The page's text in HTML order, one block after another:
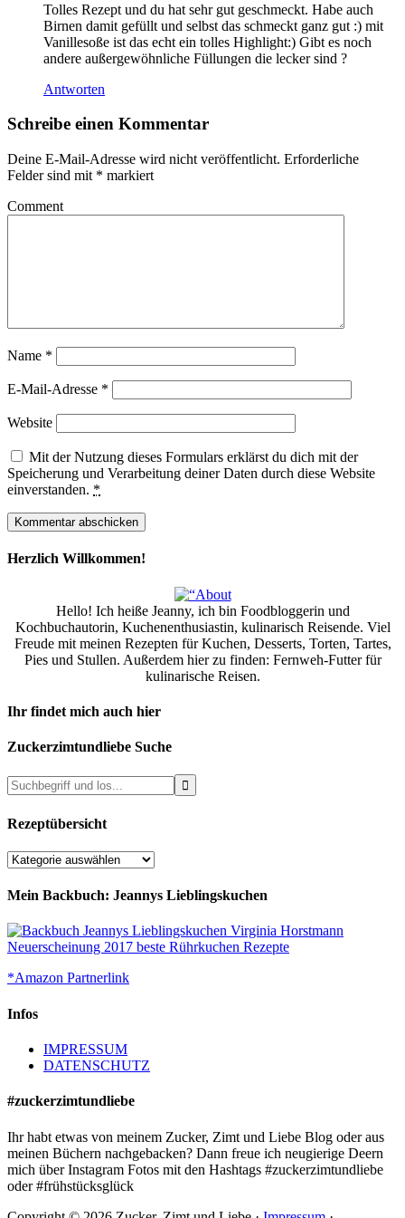
Tolles Rezept und du hat sehr gut geschmeckt. Habe auch
Birnen damit gefüllt und selbst das schmeckt ganz gut :) mit
Vanillesoße ist das echt ein tolles Highlight:) Gibt es noch
andere außergewöhnliche Füllungen die lecker sind ?
Antworten
Schreibe einen Kommentar
Deine E-Mail-Adresse wird nicht veröffentlicht. Erforderliche
Felder sind mit * markiert
Comment
Name *
E-Mail-Adresse *
Website
Mit der Nutzung dieses Formulars erklärst du dich mit der
Speicherung und Verarbeitung deiner Daten durch diese Website
einverstanden. *
Herzlich Willkommen!
Hello! Ich heiße Jeanny, ich bin Foodbloggerin und
Kochbuchautorin, Kuchenenthusiastin, kulinarisch Reisende. Viel
Freude mit meinen Rezepten für Kuchen, Desserts, Torten, Tartes,
Pies und Stullen. Außerdem hier zu finden: Fernweh-Futter für
kulinarische Reisen.
Ihr findet mich auch hier
Zuckerzimtundliebe Suche
Rezeptübersicht
Rezeptübersicht
Mein Backbuch: Jeannys Lieblingskuchen
*Amazon Partnerlink
Infos
IMPRESSUM
DATENSCHUTZ
#zuckerzimtundliebe
Ihr habt etwas von meinem Zucker, Zimt und Liebe Blog oder aus
meinen Büchern nachgebacken? Dann freue ich neugierige Deern
mich über Instagram Fotos mit den Hashtags #zuckerzimtundliebe
oder #frühstücksglück